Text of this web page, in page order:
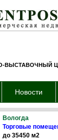
ВЫСТАВОЧНЫЙ
Новости
Вологда
Торговые
до 35450 м2